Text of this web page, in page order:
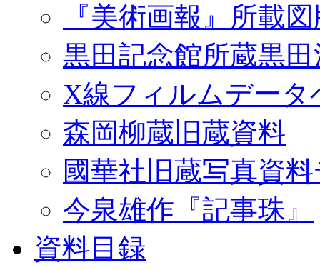
『美術画報』所載
黒田記念館所蔵黒
X線フィルムデータ
森岡柳蔵旧蔵資料
國華社旧蔵写真資
今泉雄作『記事珠』
資料目録